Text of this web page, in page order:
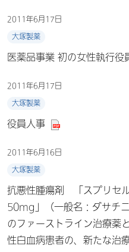
2011年6月17日
大塚製薬
医薬品事業 初の女性執行役
2011年6月17日
大塚製薬
役員人事
2011年6月16日
大塚製薬
抗悪性腫瘍剤 「スプリセ
50mg」（一般名：ダサチ
のファーストライン治療薬
性白血病患者の、新たな治